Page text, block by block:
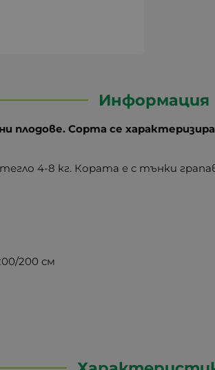
Информация
плодове. Сорта се
4-8 кг. Кората е с тънки
200 см